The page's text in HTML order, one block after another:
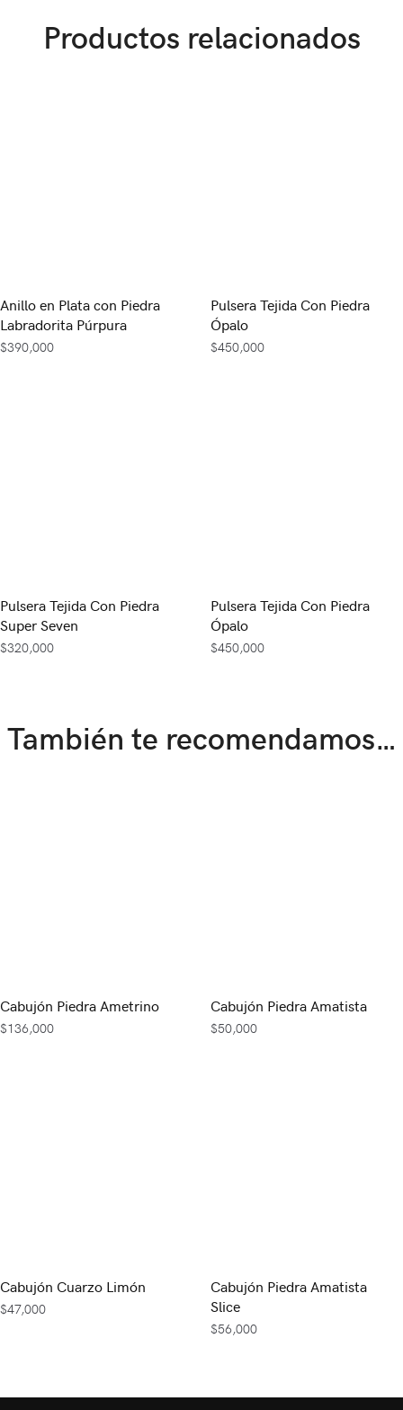
Productos relacionados
Anillo en Plata con Piedra
Labradorita Púrpura
$390,000
Pulsera Tejida Con Piedra
Ópalo
$450,000
Pulsera Tejida Con Piedra
Super Seven
$320,000
Pulsera Tejida Con Piedra
Ópalo
$450,000
También te recomendamos…
Cabujón Piedra Ametrino
$136,000
Cabujón Piedra Amatista
$50,000
Cabujón Cuarzo Limón
$47,000
Cabujón Piedra Amatista
Slice
$56,000